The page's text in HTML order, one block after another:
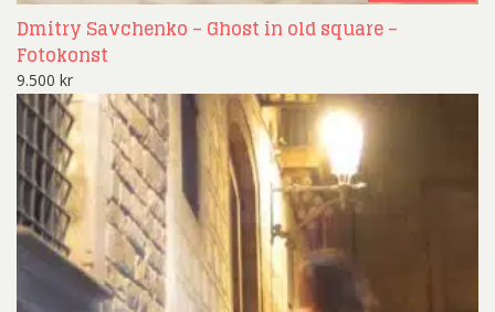
Dmitry Savchenko – Ghost in old square –
Fotokonst
9.500 kr